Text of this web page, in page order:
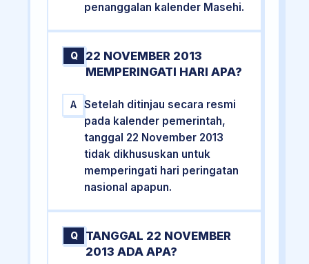
penanggalan kalender Masehi.
Q
22 NOVEMBER 2013
MEMPERINGATI HARI APA?
A
Setelah ditinjau secara resmi
pada kalender pemerintah,
tanggal 22 November 2013
tidak dikhususkan untuk
memperingati hari peringatan
nasional apapun.
Q
TANGGAL 22 NOVEMBER
2013 ADA APA?